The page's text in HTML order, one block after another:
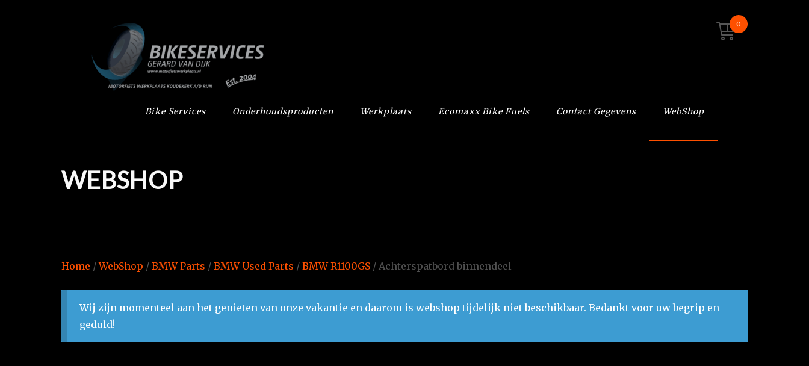
Bike Services Onderhoudsproducten Werkplaats Ecomaxx Bike Fuels Contact Gegevens WebShop
0
WEBSHOP
Home /WebShop / BMW Parts / BMW Used Parts / BMW R1100GS / Achterspatbord binnendeel
Wij zijn momenteel aan het genieten van onze vakantie en daarom is webshop tijdelijk niet beschikbaar. Bedankt voor uw begrip en
geduld!